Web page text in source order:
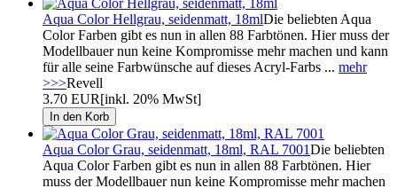
Aqua Color Hellgrau, seidenmatt, 18mlDie beliebten Aqua
Color Farben gibt es nun in allen 88 Farbtönen. Hier muss der
Modellbauer nun keine Kompromisse mehr machen und kann
für alle seine Farbwünsche auf dieses Acryl-Farbs ... mehr
>>>Revell
3.70 EUR[inkl. 20% MwSt]
Aqua Color Grau, seidenmatt, 18ml, RAL 7001Die beliebten
Aqua Color Farben gibt es nun in allen 88 Farbtönen. Hier
muss der Modellbauer nun keine Kompromisse mehr machen